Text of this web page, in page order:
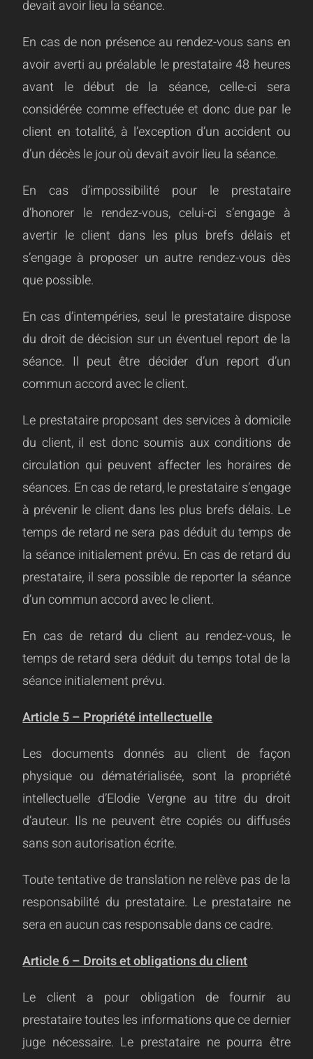
devait avoir lieu la séance.
En cas de non présence au rendez-vous sans en
avoir averti au préalable le prestataire 48 heures
avant le début de la séance, celle-ci sera
considérée comme effectuée et donc due par le
client en totalité, à l’exception d’un accident ou
d’un décès le jour où devait avoir lieu la séance.
En cas d’impossibilité pour le prestataire
d’honorer le rendez-vous, celui-ci s’engage à
avertir le client dans les plus brefs délais et
s’engage à proposer un autre rendez-vous dès
que possible.
En cas d’intempéries, seul le prestataire dispose
du droit de décision sur un éventuel report de la
séance. Il peut être décider d’un report d’un
commun accord avec le client.
Le prestataire proposant des services à domicile
du client, il est donc soumis aux conditions de
circulation qui peuvent affecter les horaires de
séances. En cas de retard, le prestataire s’engage
à prévenir le client dans les plus brefs délais. Le
temps de retard ne sera pas déduit du temps de
la séance initialement prévu. En cas de retard du
prestataire, il sera possible de reporter la séance
d’un commun accord avec le client.
En cas de retard du client au rendez-vous, le
temps de retard sera déduit du temps total de la
séance initialement prévu.
Article 5 – Propriété intellectuelle
Les documents donnés au client de façon
physique ou dématérialisée, sont la propriété
intellectuelle d’Elodie Vergne au titre du droit
d’auteur. Ils ne peuvent être copiés ou diffusés
sans son autorisation écrite.
Toute tentative de translation ne relève pas de la
responsabilité du prestataire. Le prestataire ne
sera en aucun cas responsable dans ce cadre.
Article 6 – Droits et obligations du client
Le client a pour obligation de fournir au
prestataire toutes les informations que ce dernier
juge nécessaire. Le prestataire ne pourra être